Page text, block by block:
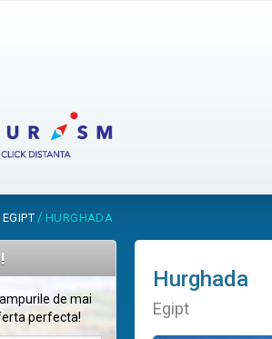
EGIPT / HURGHADA
de mai
perfecta!
Hurghada
Egipt